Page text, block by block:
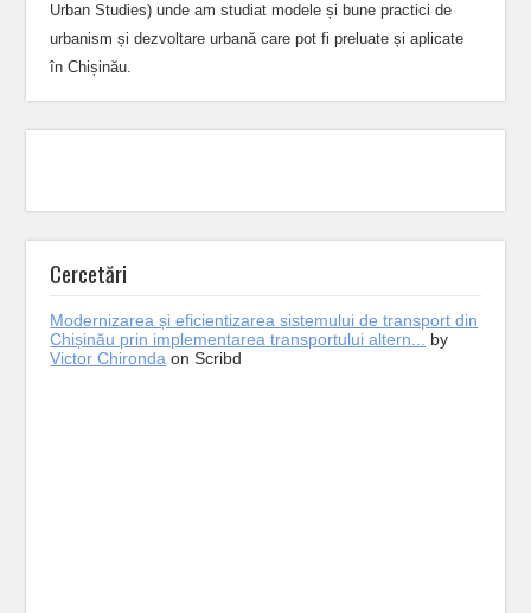
Urban Studies) unde am studiat modele și bune practici de
urbanism și dezvoltare urbană care pot fi preluate și aplicate
în Chișinău.
Cercetări
Modernizarea și eficientizarea sistemului de transport din
Chișinău prin implementarea transportului altern...
by
Victor Chironda on Scribd